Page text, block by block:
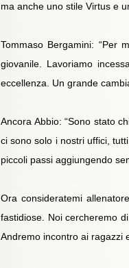
ma anche uno stile Virtus e
Tommaso Bergamini: “Per
giovanile. Lavoriamo
eccellenza. Un grande
Ancora Abbio: “Sono stato
ci sono solo i nostri uffici,
piccoli passi aggiungendo
Ora consideratemi
fastidiose. Noi cercheremo
Andremo incontro ai ragazzi